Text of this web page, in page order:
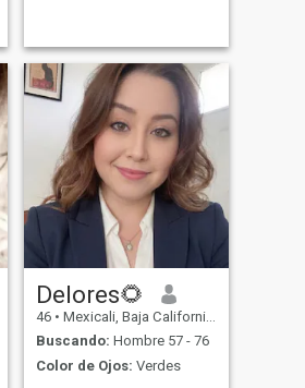
Delores🌻
46 • Mexicali, Baja California, México
Buscando: Hombre 57 - 76
Color de Ojos: Verdes